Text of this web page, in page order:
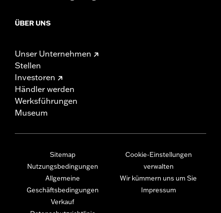
ÜBER UNS
Unser Unternehmen
Stellen
Investoren
Händler werden
Werksführungen
Museum
Sitemap
Nutzungsbedingungen
Allgemeine
Geschäftsbedingungen
Verkauf
Cookie-Einstellungen
verwalten
Wir kümmern uns um Sie
Impressum